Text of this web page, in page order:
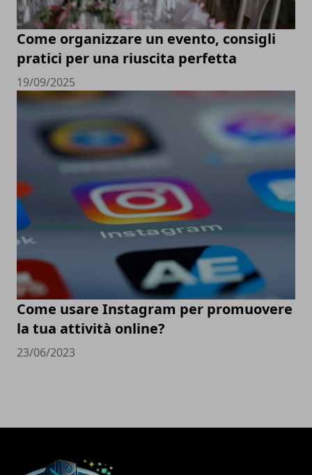
Come organizzare un evento, consigli
pratici per una riuscita perfetta
19/09/2025
Come usare Instagram per promuovere
la tua attività online?
23/06/2023